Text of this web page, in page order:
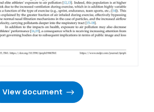
View document